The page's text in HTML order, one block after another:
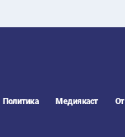
Политика Медиякаст